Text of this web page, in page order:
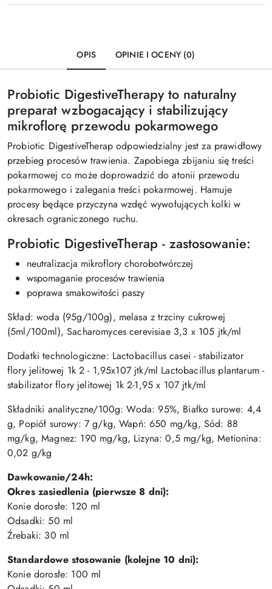
OPIS OPINIE I OCENY (0)
Probiotic DigestiveTherapy to naturalny
preparat wzbogacający i stabilizujący
mikroflorę przewodu pokarmowego
Probiotic DigestiveTherap odpowiedzialny jest za prawidłowy
przebieg procesów trawienia. Zapobiega zbijaniu się treści
pokarmowej co może doprowadzić do atonii przewodu
pokarmowego i zalegania treści pokarmowej. Hamuje
procesy będące przyczyna wzdęć wywołujących kolki w
okresach ograniczonego ruchu.
Probiotic DigestiveTherap - zastosowanie:
neutralizacja mikroflory chorobotwórczej
wspomaganie procesów trawienia
poprawa smakowitości paszy
Skład: woda (95g/100g), melasa z trzciny cukrowej
(5ml/100ml), Sacharomyces cerevisiae 3,3 x 105 jtk/ml
Dodatki technologiczne: Lactobacillus casei - stabilizator
flory jelitowej 1k 2 - 1,95x107 jtk/ml Lactobacillus plantarum -
stabilizator flory jelitowej 1k 2-1,95 x 107 jtk/ml
Składniki analityczne/100g: Woda: 95%, Białko surowe: 4,4
g, Popiół surowy: 7 g/kg, Wapń: 650 mg/kg, Sód: 88
mg/kg, Magnez: 190 mg/kg, Lizyna: 0,5 mg/kg, Metionina:
0,02 g/kg
Dawkowanie/24h:
Okres zasiedlenia (pierwsze 8 dni):
Konie dorosłe: 120 ml
Odsadki: 50 ml
Źrebaki: 30 ml
Standardowe stosowanie (kolejne 10 dni):
Konie dorosłe: 100 ml